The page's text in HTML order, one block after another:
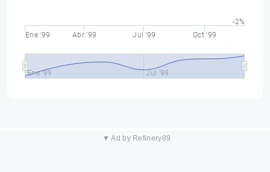
Ene '99 Abr '99 Jul '99 Oct '99
Ene '99 Jul '99
-2%
▼ Ad by Refinery89